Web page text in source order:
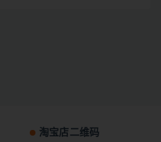
淘宝店二维码